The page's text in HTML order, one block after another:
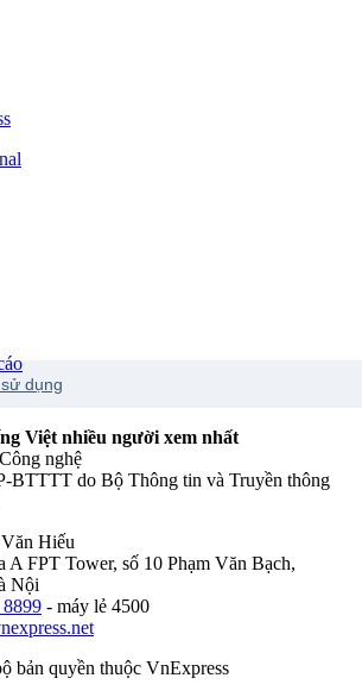
dụng
Việt nhiều người xem nhất
nghệ
BTTTT do Bộ Thông tin và Truyền thông
Hiếu
FPT Tower, số 10 Phạm Văn Bạch,
Nội
- máy lẻ 4500
bản quyền thuộc VnExpress